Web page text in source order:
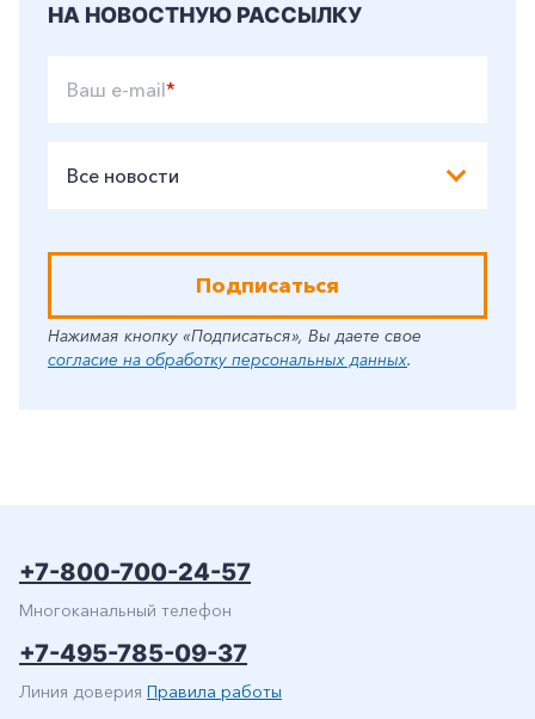
НА НОВОСТНУЮ РАССЫЛКУ
Ваш e-mail*
Все новости
Подписаться
Нажимая кнопку «Подписаться», Вы даете свое
согласие на обработку персональных данных.
+7-800-700-24-57
Многоканальный телефон
+7-495-785-09-37
Линия доверия Правила работы